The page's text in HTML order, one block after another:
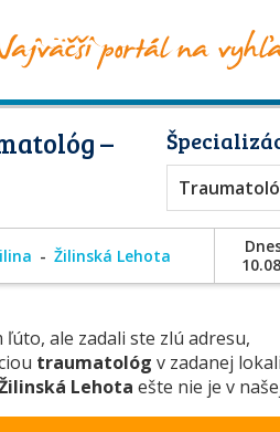
–
Žilinská Lehota
ľúto, ale zadali ste zlú adresu,
traumatológ v zadanej
Lehota ešte nie je v